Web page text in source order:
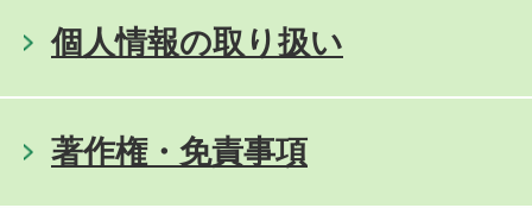
個人情報の取り扱い
著作権・免責事項